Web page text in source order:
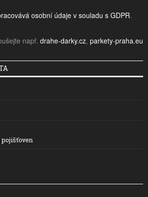
osobní údaje v souladu s GDPR.
např. drahe-darky.cz, parkety-praha.eu
pojišťoven